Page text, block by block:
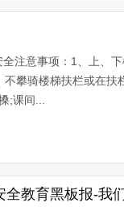
注意事项：1、上、
攀骑楼梯扶栏或在扶
;课间...
全教育黑板报-我